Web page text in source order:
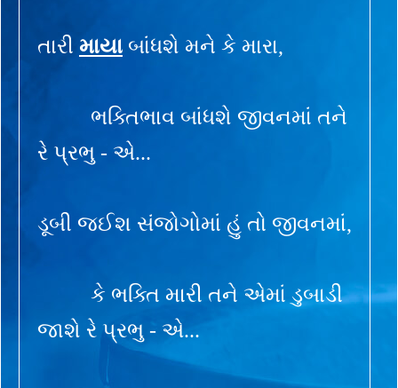
તારી માયા બાંધશે મને કે મારા,
ભક્તિભાવ બાંધશે જીવનમાં તને
રે પ્રભુ - એ...
ડૂબી જઈશ સંજોગોમાં હું તો જીવનમાં,
કે ભક્તિ મારી તને એમાં ડુબાડી
જાશે રે પ્રભુ - એ...